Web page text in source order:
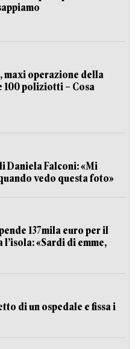
maxi operazione della
100 poliziotti – Cosa
Daniela Falconi: «Mi
vedo questa foto»
137mila euro per il
«Sardi di emme,
di un ospedale e fissa i